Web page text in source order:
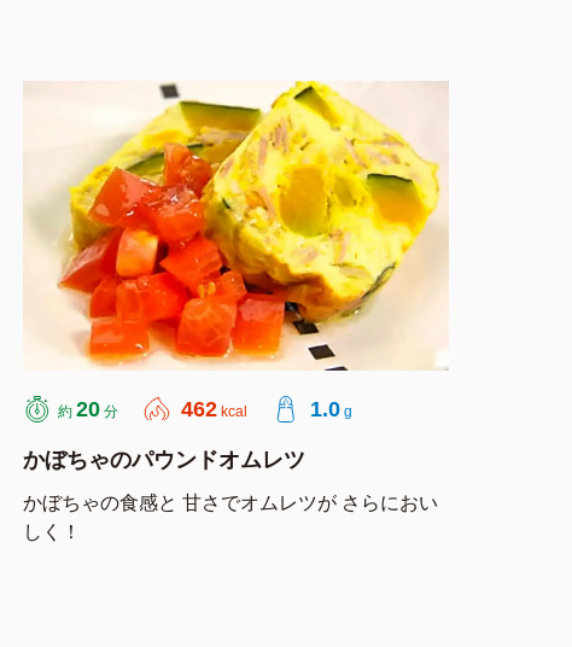
約 20 分 462 kcal 1.0 g
かぼちゃのパウンドオムレツ
かぼちゃの食感と 甘さでオムレツが さらにおい
しく！